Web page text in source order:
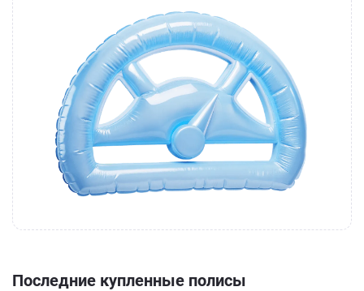
Последние купленные полисы